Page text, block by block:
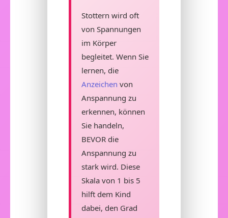
Stottern wird oft
von Spannungen
im Körper
begleitet. Wenn Sie
lernen, die
Anzeichen von
Anspannung zu
erkennen, können
Sie handeln,
BEVOR die
Anspannung zu
stark wird. Diese
Skala von 1 bis 5
hilft dem Kind
dabei, den Grad